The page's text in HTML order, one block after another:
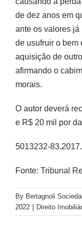
de dez anos em
ante os valores já
de usufruir o bem
aquisição de
afirmando o
morais.
O autor deverá
e R$ 20 mil por
5013232-
Fonte: Tribunal
By Bertagnoli
2022
Direito